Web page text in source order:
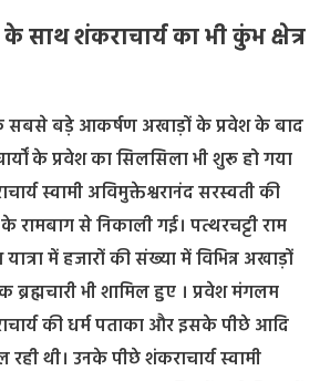
साथ शंकराचार्य का भी कुंभ क्षेत्र
सबसे बड़े आकर्षण अखाड़ों के प्रवेश के बाद
के प्रवेश का सिलसिला भी शुरू हो गया
स्वामी अविमुक्तेश्वरानंद सरस्वती की
रामबाग से निकाली गई। पत्थरचट्टी राम
में हजारों की संख्या में विभिन्न अखाड़ों
भी शामिल हुए । प्रवेश मंगलम
की धर्म पताका और इसके पीछे आदि
रही थी। उनके पीछे शंकराचार्य स्वामी